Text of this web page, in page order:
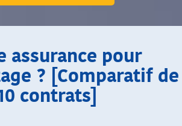
assurance pour
? [Comparatif de
contrats]